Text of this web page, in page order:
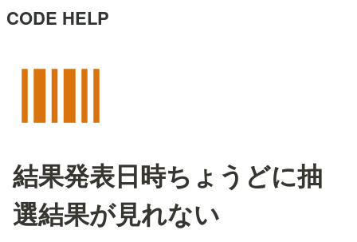
CODE HELP
結果発表日時ちょうどに抽
選結果が見れない